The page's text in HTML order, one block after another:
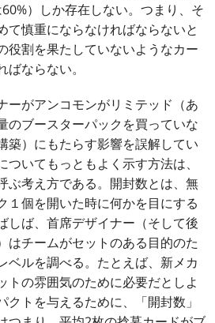
）しか存在しない。つまり、そ
て慎重にならなければならないと
役割を果たしていないようなカー
ばならない。
ーがアンコモンがリミテッド（あ
のブースターパックを買っていな
築）にもたらす影響を誤解してい
いてもっともよく示す方法は、
ぶ考え方である。開封数とは、無
１個を開いた時に何かを目にする
しば、首席デザイナー（そして後
はチームがセットのある目的のた
ベルを調べる。たとえば、新メカ
トの雰囲気のために必要だとしよ
クトを与えるために、「開封数」